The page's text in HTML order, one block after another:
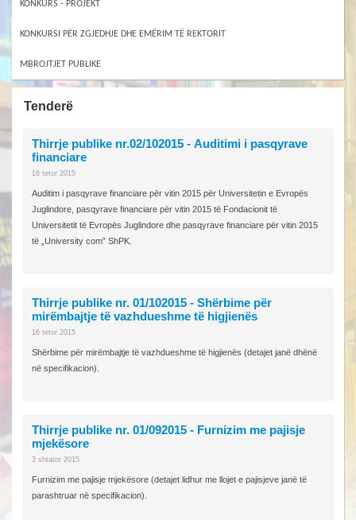
KONKURS - PROJEKT
KONKURSI PËR ZGJEDHJE DHE EMËRIM TË REKTORIT
MBROJTJET PUBLIKE
Tenderë
Thirrje publike nr.02/102015 - Аuditimi i pasqyrave
financiare
16 tetor 2015
Аuditim i pasqyrave financiare për vitin 2015 për Universitetin e Evropës
Juglindore, pasqyrave financiare për vitin 2015 të Fondacionit të
Universitetit të Evropës Juglindore dhe pasqyrave financiare për vitin 2015
të „University com” ShPK.
Thirrje publike nr. 01/102015 - Shërbime për
mirëmbajtje të vazhdueshme të higjienës
16 tetor 2015
Shërbime për mirëmbajtje të vazhdueshme të higjienës (detajet janë dhënë
në specifikacion).
Thirrje publike nr. 01/092015 - Furnizim me pajisje
mjekësore
3 shtator 2015
Furnizim me pajisje mjekësore (detajet lidhur me llojet e pajisjeve janë të
parashtruar në specifikacion).